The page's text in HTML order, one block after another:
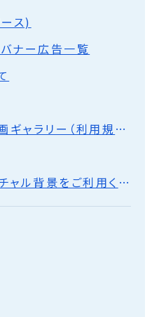
ス)
ナー広告一覧
フォトギャラリー・動画ギャラリー（利用規約）
室蘭オリジナルバーチャル背景をご利用ください